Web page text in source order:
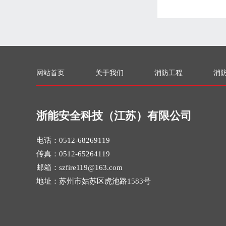
网站首页 关于我们 消防工程 消
浙能安全科技（江苏）有限公司
电话：0512-68269119
传真：0512-65264119
邮箱：szfire119@163.com
地址：苏州市姑苏区虎池路1583号